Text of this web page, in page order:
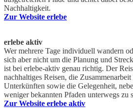
Nachhaltigkeit.
Zur Website erlebe
erlebe aktiv
Wer mehrere Tage individuell wandern
sich aber nicht um die Planung und
ist bei erlebe-aktiv genau richtig. Der
nachhaltiges Reisen, die
Unterkünften sowie die Gelegenheit,
weniger bekannten Pfaden unterwegs zu
Zur Website erlebe aktiv